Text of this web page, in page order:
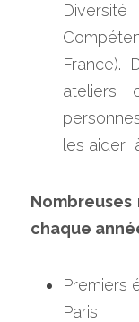
France).
ateliers
les aider
chaque
Premiers
Paris